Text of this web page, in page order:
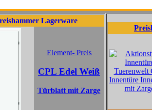
Lagerware
Element- Preis
CPL Edel Weiß
Türblatt mit Zarge
Preishammer